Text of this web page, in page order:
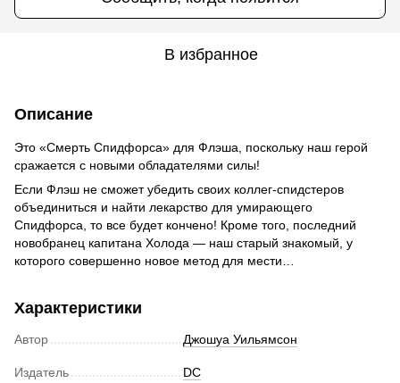
В избранное
Описание
Это «Смерть Спидфорса» для Флэша, поскольку наш герой
сражается с новыми обладателями cилы!
Если Флэш не сможет убедить своих коллег-спидстеров
объединиться и найти лекарство для умирающего
Спидфорса, то все будет кончено! Кроме того, последний
новобранец капитана Холода — наш старый знакомый, у
которого совершенно новое метод для мести…
Характеристики
Автор Джошуа Уильямсон
Издатель DC